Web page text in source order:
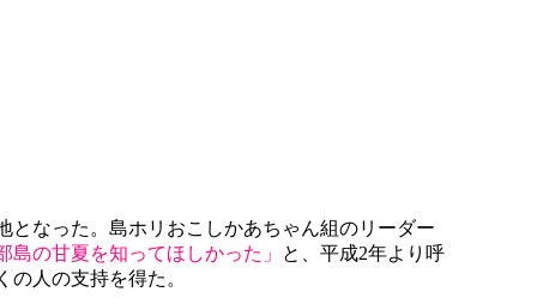
なった。島ホリおこしかあちゃん組のリーダー
の甘夏を知ってほしかった」
と、平成2年より呼
人の支持を得た。